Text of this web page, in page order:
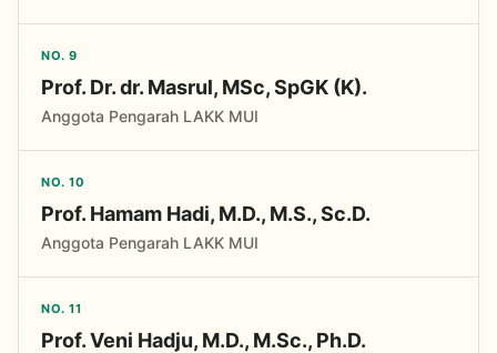
NO. 9
Prof. Dr. dr. Masrul, MSc, SpGK (K).
Anggota Pengarah LAKK MUI
NO. 10
Prof. Hamam Hadi, M.D., M.S., Sc.D.
Anggota Pengarah LAKK MUI
NO. 11
Prof. Veni Hadju, M.D., M.Sc., Ph.D.